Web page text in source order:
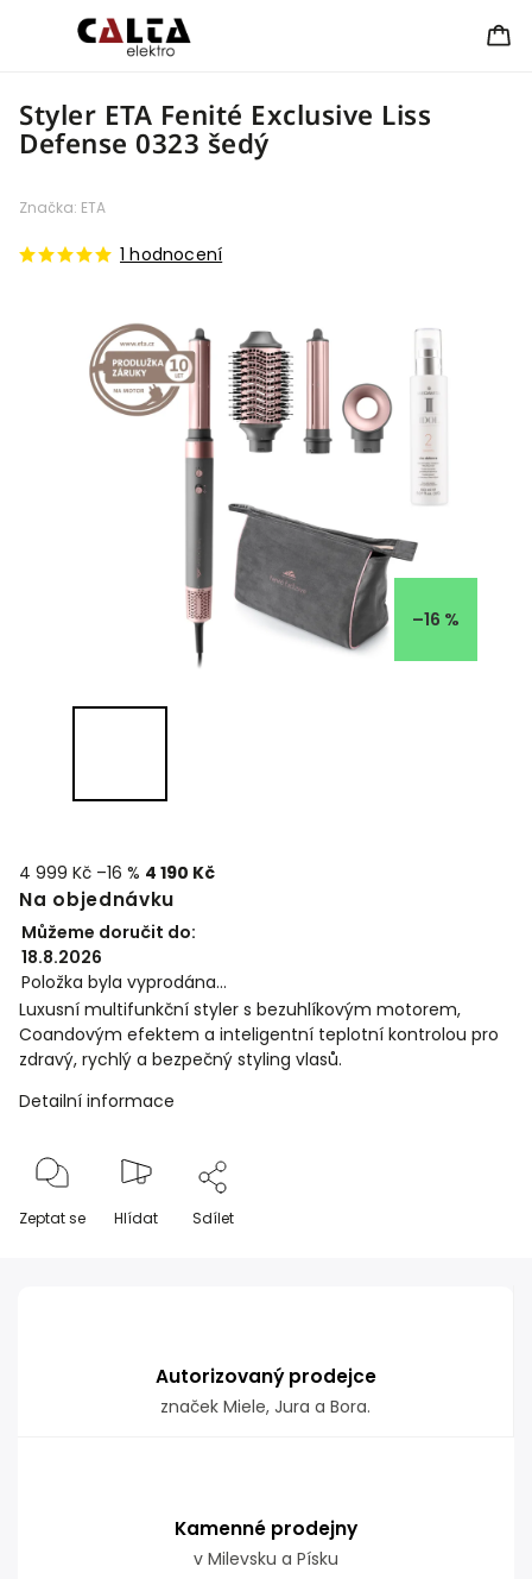
Styler ETA Fenité Exclusive Liss
Defense 0323 šedý
1 hodnocení
Značka: ETA
–16 %
4 999 Kč –16 % 4 190 Kč
Na objednávku
Můžeme doručit do:
18.8.2026
Položka byla vyprodána…
Luxusní multifunkční styler s bezuhlíkovým motorem,
Coandovým efektem a inteligentní teplotní kontrolou pro
zdravý, rychlý a bezpečný styling vlasů.
Detailní informace
Zeptat se Hlídat Sdílet
Autorizovaný prodejce
značek Miele, Jura a Bora.
Kamenné prodejny
v Milevsku a Písku